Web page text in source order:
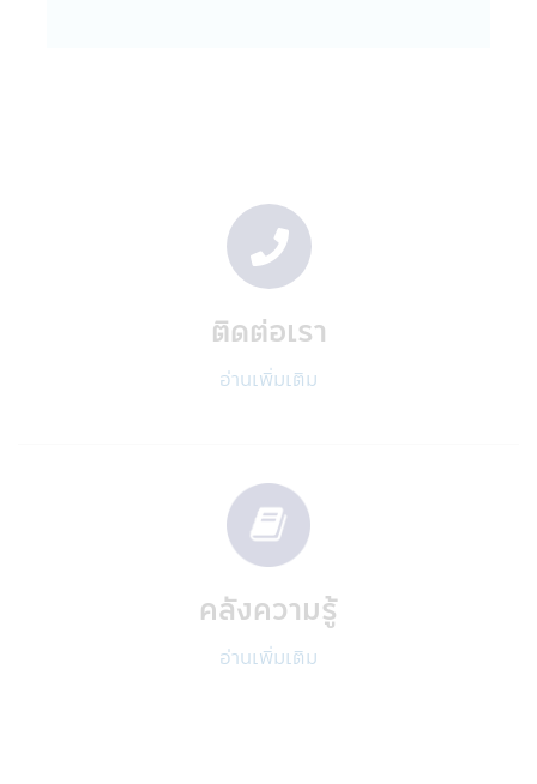
หน่วยลงทุนกองทุนรวมของท่าน
• บริหารจัดการสินค้าและบริการทางการเงิน
เช่น หน่วยลงทุนกองทุนรวมที่ทางบริษัทนำเสนอ
• เพื่อช่วยให้บริษัทฯจัดการข้อความพร้อมใช้
การติดต่อสื่อสารของบริษัทในกลุ่ม
และข้อตกลงของบริษัทฯ
บริษัทฯ อาจจะเปิดเผยข้องมูลส่วนตัวของท่าน
กับบริษัทอื่นๆ ที่ให้บริการแก่บริษัทฯ:
บริษัทฯอาจเปิดเผยข้อมูลส่วนบุคคลกับผู้ให้
บริการภายนอกที่ให้บริการกับบริษัทฯ
• ผู้ให้บริการภายนอกเหล่านี้อาจเป็นผู้ให้
บริการแก่ท่าน เช่น ให้บริการยืนยันตัวตนของ
ติดต่อเรา
อ่านเพิ่มเติม
คลังความรู้
อ่านเพิ่มเติม